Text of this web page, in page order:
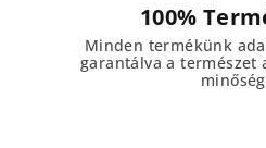
t
á
s
100%
Minden termékünk
garantálva a természet